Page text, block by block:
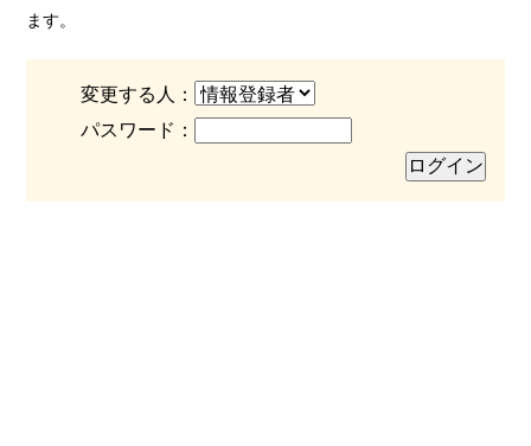
ます。
変更する人：
パスワード：